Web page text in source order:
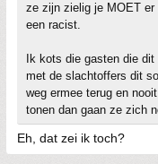
ze zijn zielig je MOET er
een racist.
Ik kots die gasten die
met de slachtoffers dit
weg ermee terug en
tonen dan gaan ze zich
Eh, dat zei ik toch?